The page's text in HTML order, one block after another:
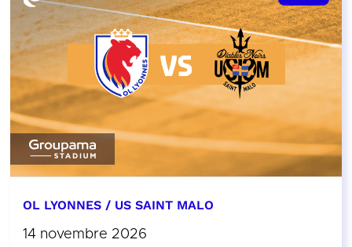
OL LYONNES / US SAINT MALO
14 novembre 2026